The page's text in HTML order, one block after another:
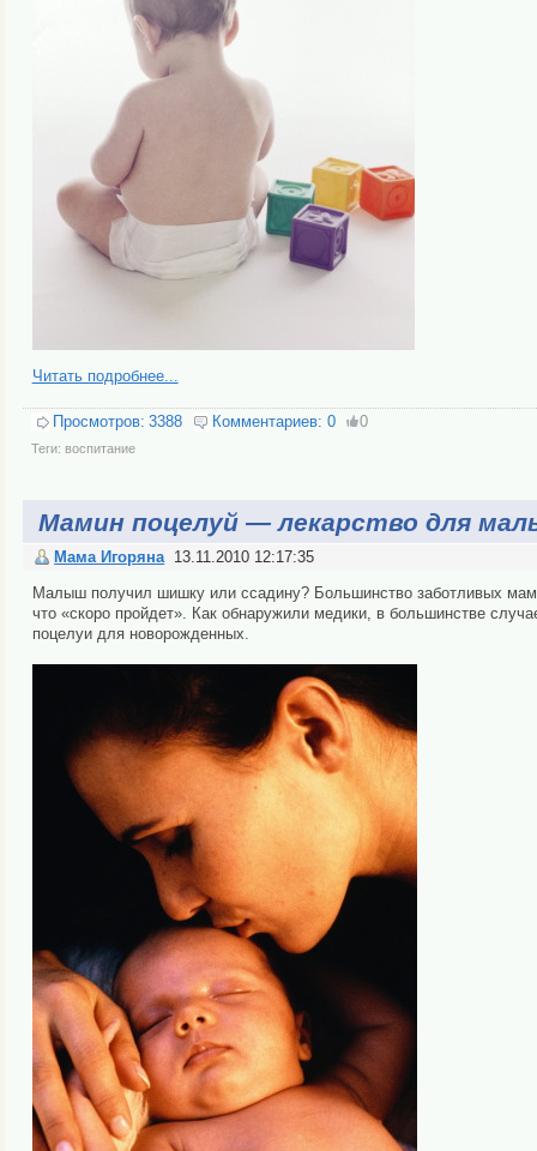
Читать подробнее...
Просмотров: 3388 Комментариев: 0 0
Теги: воспитание
Мамин поцелуй — лекарство для
Мама Игоряна 13.11.2010 12:17:35
Малыш получил шишку или ссадину? Большинство заботливых
что «скоро пройдет». Как обнаружили медики, в большинстве
поцелуи для новорожденных.